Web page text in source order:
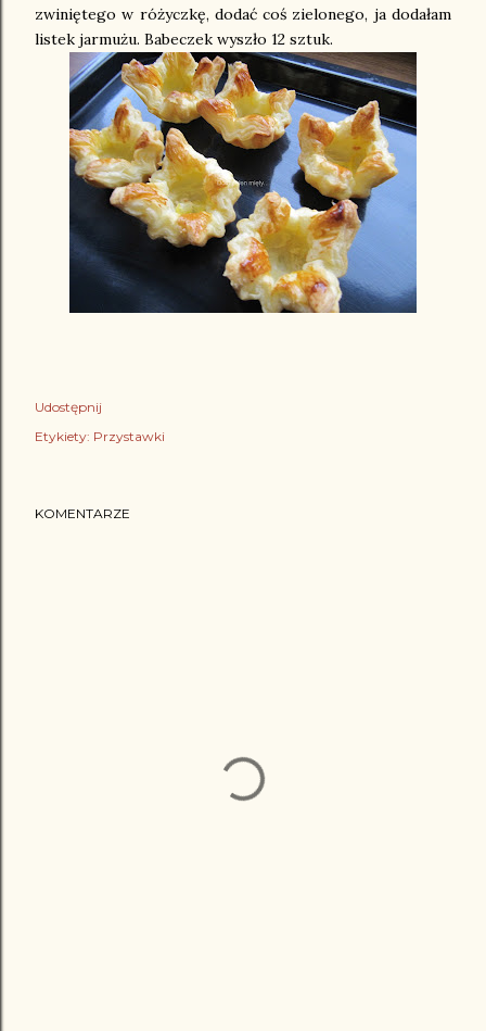
zwiniętego w różyczkę, dodać coś zielonego, ja dodałam
listek jarmużu. Babeczek wyszło 12 sztuk.
Udostępnij
Etykiety: Przystawki
KOMENTARZE